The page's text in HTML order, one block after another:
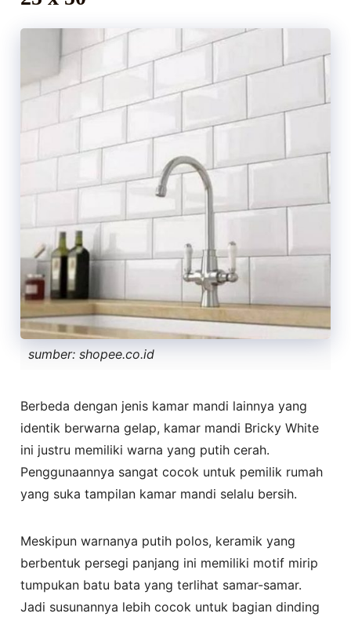
sumber: shopee.co.id
Berbeda dengan jenis kamar mandi lainnya yang
identik berwarna gelap, kamar mandi Bricky White
ini justru memiliki warna yang putih cerah.
Penggunaannya sangat cocok untuk pemilik rumah
yang suka tampilan kamar mandi selalu bersih.
Meskipun warnanya putih polos, keramik yang
berbentuk persegi panjang ini memiliki motif mirip
tumpukan batu bata yang terlihat samar-samar.
Jadi susunannya lebih cocok untuk bagian dinding